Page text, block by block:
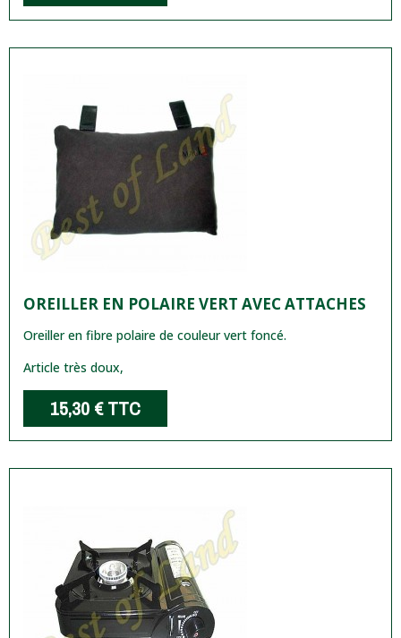
OREILLER EN POLAIRE VERT AVEC ATTACHES
Oreiller en fibre polaire de couleur vert foncé.
Article très doux,
15,30 €TTC